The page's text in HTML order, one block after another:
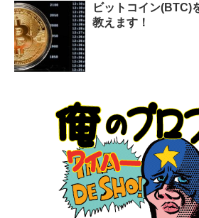
ビットコイン(BTC)
教えます！